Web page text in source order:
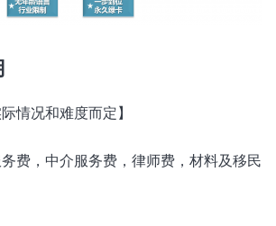
情况和难度而定】
费，中介服务费，律师费，材料及移民